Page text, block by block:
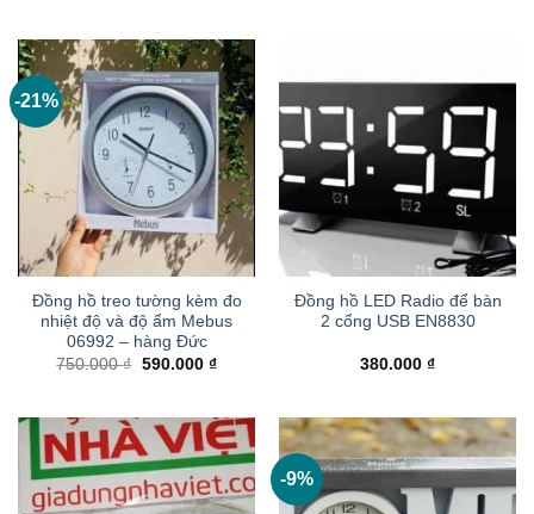
-21%
Đồng hồ treo tường kèm đo
nhiệt độ và độ ẩm Mebus
06992 – hàng Đức
750.000₫ Giá
590.000 ₫Giá
590.000 ₫.
Đồng hồ LED Radio để bàn
2 cổng USB EN8830
380.000 ₫
-9%